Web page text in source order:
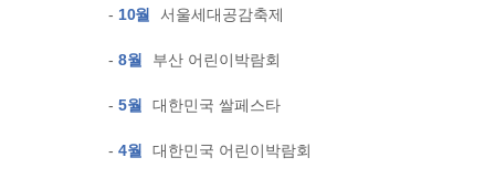
- 10월 서울세대공감축제
-8월 부산 어린이박람회
-5월 대한민국 쌀페스타
-4월 대한민국 어린이박람회